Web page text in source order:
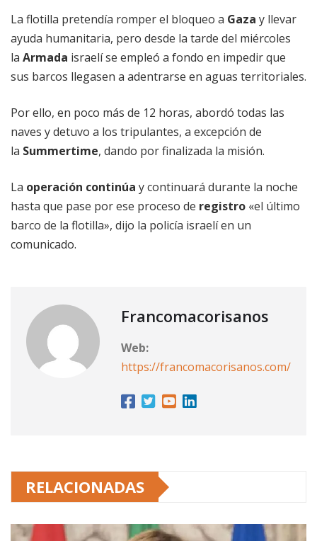
La flotilla pretendía romper el bloqueo a Gaza y llevar
ayuda humanitaria, pero desde la tarde del miércoles
la Armada israelí se empleó a fondo en impedir que
sus barcos llegasen a adentrarse en aguas territoriales.
Por ello, en poco más de 12 horas, abordó todas las
naves y detuvo a los tripulantes, a excepción de
la Summertime, dando por finalizada la misión.
La operación continúa y continuará durante la noche
hasta que pase por ese proceso de registro «el último
barco de la flotilla», dijo la policía israelí en un
comunicado.
Francomacorisanos
Web:
https://francomacorisanos.com/
RELACIONADAS